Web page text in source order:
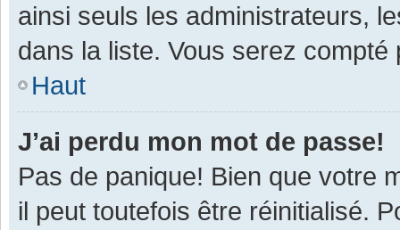
ainsi seuls les administrateurs,
dans la liste. Vous serez
Haut
J’ai perdu mon mot de passe!
Pas de panique! Bien que votre
il peut toutefois être réinitialisé.